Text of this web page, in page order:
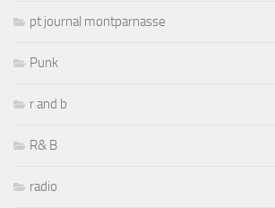
pt journal montparnasse
Punk
r and b
R& B
radio